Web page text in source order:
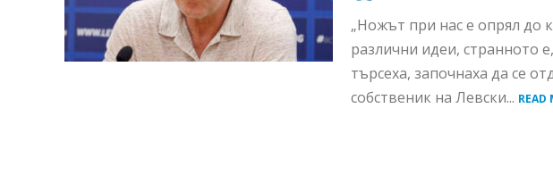
„Ножът при нас е опрял до
различни идеи, странното
търсеха, започнаха да се
собственик на Левски... READ